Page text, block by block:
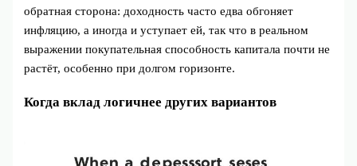
обратная сторона: доходность часто едва обгоняет
инфляцию, а иногда и уступает ей, так что в реальном
выражении покупательная способность капитала почти не
растёт, особенно при долгом горизонте.
Когда вклад логичнее других вариантов